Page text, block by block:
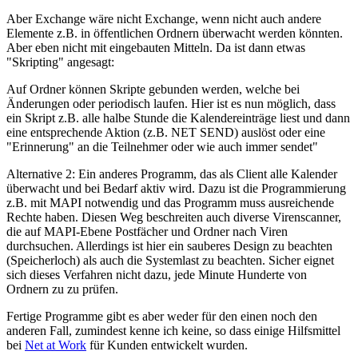
Aber Exchange wäre nicht Exchange, wenn nicht auch andere
Elemente z.B. in öffentlichen Ordnern überwacht werden könnten.
Aber eben nicht mit eingebauten Mitteln. Da ist dann etwas
"Skripting" angesagt:
Auf Ordner können Skripte gebunden werden, welche bei
Änderungen oder periodisch laufen. Hier ist es nun möglich, dass
ein Skript z.B. alle halbe Stunde die Kalendereinträge liest und dann
eine entsprechende Aktion (z.B. NET SEND) auslöst oder eine
"Erinnerung" an die Teilnehmer oder wie auch immer sendet"
Alternative 2: Ein anderes Programm, das als Client alle Kalender
überwacht und bei Bedarf aktiv wird. Dazu ist die Programmierung
z.B. mit MAPI notwendig und das Programm muss ausreichende
Rechte haben. Diesen Weg beschreiten auch diverse Virenscanner,
die auf MAPI-Ebene Postfächer und Ordner nach Viren
durchsuchen. Allerdings ist hier ein sauberes Design zu beachten
(Speicherloch) als auch die Systemlast zu beachten. Sicher eignet
sich dieses Verfahren nicht dazu, jede Minute Hunderte von
Ordnern zu zu prüfen.
Fertige Programme gibt es aber weder für den einen noch den
anderen Fall, zumindest kenne ich keine, so dass einige Hilfsmittel
bei Net at Work für Kunden entwickelt wurden.